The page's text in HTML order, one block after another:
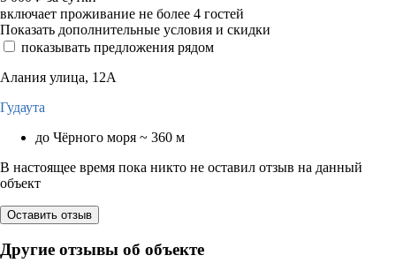
включает проживание не более 4 гостей
Показать дополнительные условия и скидки
показывать предложения рядом
Алания улица, 12А
Гудаута
до Чёрного моря ~ 360 м
В настоящее время пока никто не оставил отзыв на данный
объект
Оставить отзыв
Другие отзывы об объекте